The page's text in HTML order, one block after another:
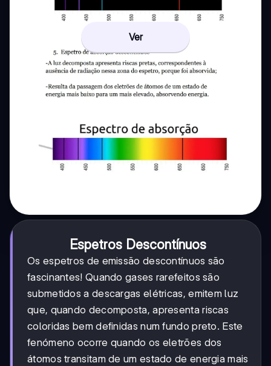
Ver
Espetros Descontínuos
Os espetros de emissão descontínuos são
fascinantes! Quando gases rarefeitos são
submetidos a descargas elétricas, emitem luz
que, quando decomposta, apresenta riscas
coloridas bem definidas num fundo preto. Este
fenómeno ocorre quando os eletrões dos
átomos transitam de um estado de energia mais